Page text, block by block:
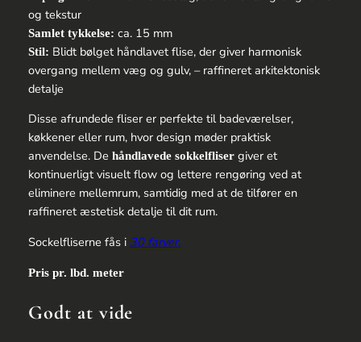
og tekstur
Samlet tykkelse: ca. 15 mm
Stil: Blidt bølget håndlavet flise, der giver harmonisk
overgang mellem væg og gulv, – raffineret arkitektonisk
detalje
Disse afrundede fliser er perfekte til badeværelser,
køkkener eller rum, hvor design møder praktisk
anvendelse. De håndlavede sokkelflisergiver et
kontinuerligt visuelt flow og lettere rengøring ved at
eliminere mellemrum, samtidig med at de tilfører en
raffineret æstetisk detalje til dit rum.
Sockelfliserne fås i 30 farver.
Pris pr. lbd. meter
Godt at vide